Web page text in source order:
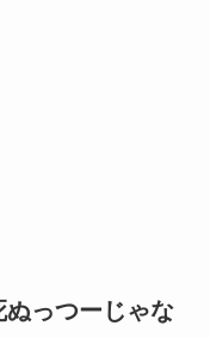
ぬっつーじゃな